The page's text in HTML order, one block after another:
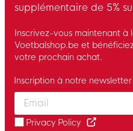
supplémentaire de 5%
Inscrivez-vous maintenant à
Voetbalshop.be et
votre prochain achat.
Enter your email and
Inscription à notre newsletter
Privacy Policy